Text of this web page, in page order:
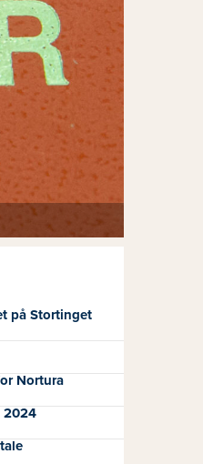
på Stortinget
Nortura
2024